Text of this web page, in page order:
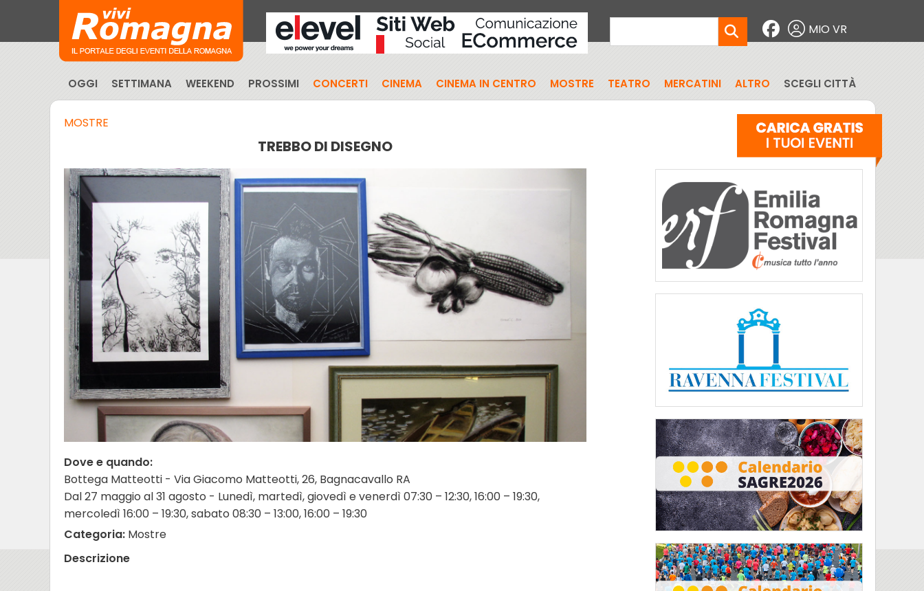
MIO VR
OGGI SETTIMANA WEEKEND PROSSIMI CONCERTI CINEMA CINEMA IN CENTRO MOSTRE TEATRO MERCATINI ALTRO SCEGLI CITTÀ
MOSTRE
TREBBO DI DISEGNO
Dove e quando:
Bottega Matteotti - Via Giacomo Matteotti, 26, Bagnacavallo RA
Dal 27 maggio al 31 agosto - Lunedì, martedì, giovedì e venerdì 07:30 – 12:30, 16:00 – 19:30,
mercoledì 16:00 – 19:30, sabato 08:30 – 13:00, 16:00 – 19:30
Categoria: Mostre
Descrizione